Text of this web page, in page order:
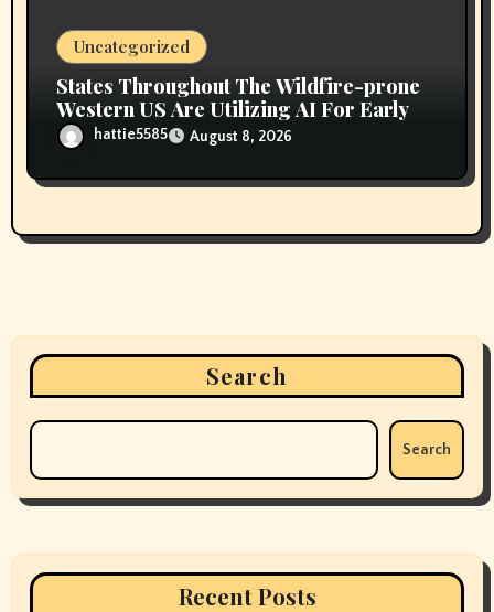
Uncategorized
States Throughout The Wildfire-prone
Western US Are Utilizing AI For Early
hattie5585 August 8, 2026
Search
Search
Recent Posts